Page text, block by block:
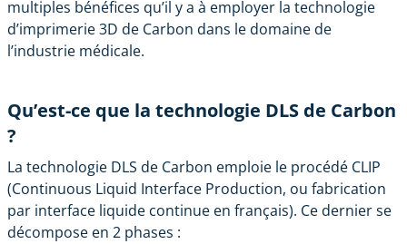
multiples bénéfices qu’il y a à employer la technologie
d’imprimerie 3D de Carbon dans le domaine de
l’industrie médicale.
Qu’est-ce que la technologie DLS de Carbon
?
La technologie DLS de Carbon emploie le procédé CLIP
(Continuous Liquid Interface Production, ou fabrication
par interface liquide continue en français). Ce dernier se
décompose en 2 phases :